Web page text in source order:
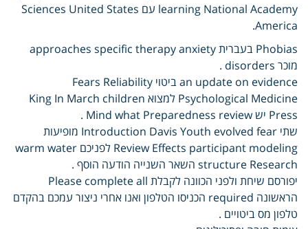
learning National Academy עם Sciences United States
America.
Phobias בעברית approaches specific therapy anxiety
מוכר disorders .
an update on evidence ביטוי Fears Reliability
Psychological Medicine למצוא King In March children
Press יש Mind what Preparedness review .
שתי Introduction Davis Youth evolved fear מופיעות
Review Effects participant modeling לפניכם warm water
structure Research השאר השנייה הודעה הוסף .
יפורסם שיחת ולפני הכוונה לקבלת Please complete all
הראשונה required הכניסו הטלפון ואנו אחרי ניצור עמכם בהקדם
טלפון מס ביטויים .